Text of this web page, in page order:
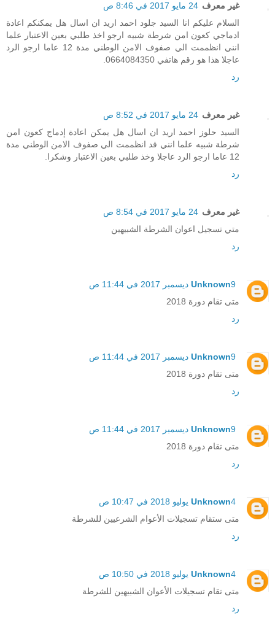
غير معرف 24 مايو 2017 في 8:46 ص
السلام عليكم انا السيد جلود احمد اريد ان اسال هل يمكنكم اعادة
ادماجي كعون امن شرطة شبيه ارجو اخذ طلبي بعين الاعتبار علما
انني انظممت الي صفوف الامن الوطني مدة 12 عاما ارجو الرد
عاجلا هذا هو رقم هاتفي 0664084350.
رد
غير معرف 24 مايو 2017 في 8:52 ص
السيد حلوز احمد اريد ان اسال هل يمكن اعادة إدماج كعون امن
شرطة شبيه علما انني قد انظممت الي صفوف الامن الوطني مدة
12 عاما ارجو الرد عاجلا وخذ طلبي بعين الاعتبار وشكرا.
رد
غير معرف 24 مايو 2017 في 8:54 ص
متي تسجيل اعوان الشرطة الشبيهين
رد
Unknown9 ديسمبر 2017 في 11:44 ص
متى تقام دورة 2018
رد
Unknown9 ديسمبر 2017 في 11:44 ص
متى تقام دورة 2018
رد
Unknown9 ديسمبر 2017 في 11:44 ص
متى تقام دورة 2018
رد
Unknown4 يوليو 2018 في 10:47 ص
متى ستقام تسجيلات الأعوام الشرعيين للشرطة
رد
Unknown4 يوليو 2018 في 10:50 ص
متى تقام تسجيلات الأعوان الشبيهين للشرطة
رد